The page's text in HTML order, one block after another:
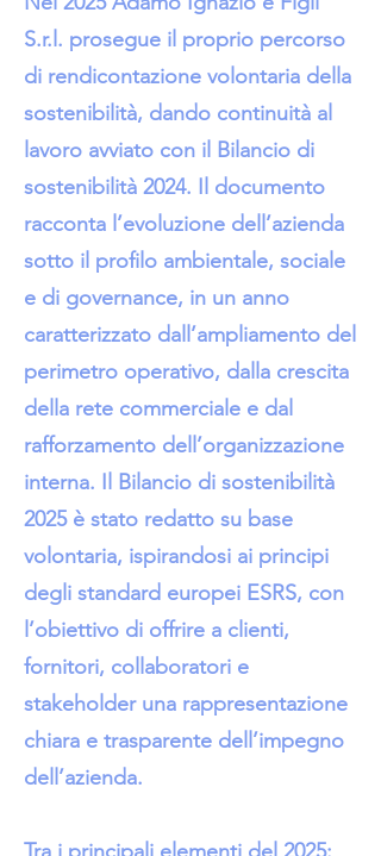
S.r.l. prosegue il proprio percorso
di rendicontazione volontaria della
sostenibilità, dando continuità al
lavoro avviato con il Bilancio di
sostenibilità 2024. Il documento
racconta l’evoluzione dell’azienda
sotto il profilo ambientale, sociale
e di governance, in un anno
caratterizzato dall’ampliamento del
perimetro operativo, dalla crescita
della rete commerciale e dal
rafforzamento dell’organizzazione
interna. Il Bilancio di sostenibilità
2025 è stato redatto su base
volontaria, ispirandosi ai principi
degli standard europei ESRS, con
l’obiettivo di offrire a clienti,
fornitori, collaboratori e
stakeholder una rappresentazione
chiara e trasparente dell’impegno
dell’azienda.